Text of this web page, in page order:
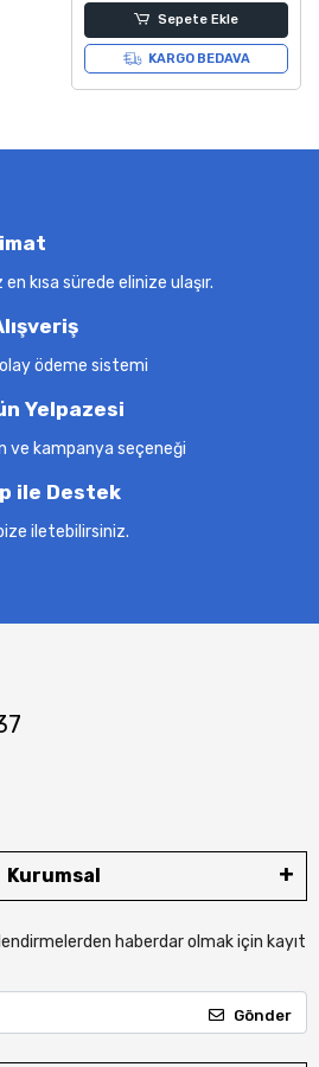
Sepete Ekle
KARGO BEDAVA
kısa sürede elinize ulaşır.
ödeme sistemi
Yelpazesi
ve kampanya seçeneği
ile Destek
bize iletebilirsiniz.
Kurumsal
haberdar olmak için kayıt
Gönder